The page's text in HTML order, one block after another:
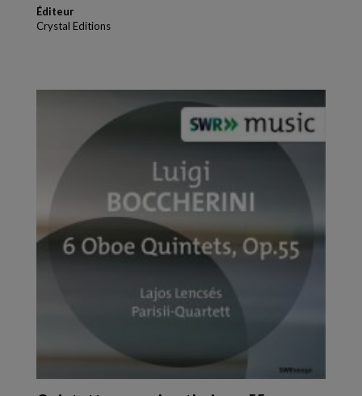
Éditeur
Crystal Editions